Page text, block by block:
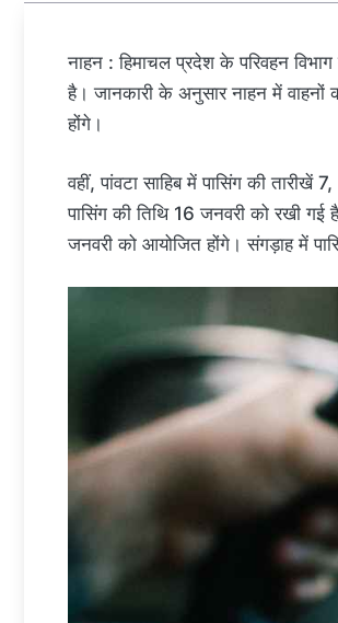
नाहन : हिमाचल प्रदेश के परिवहन
है। जानकारी के अनुसार नाहन में
होंगे।
वहीं, पांवटा साहिब में पासिंग की
पासिंग की तिथि 16 जनवरी को रखी गई
जनवरी को आयोजित होंगे। संगड़ाह में